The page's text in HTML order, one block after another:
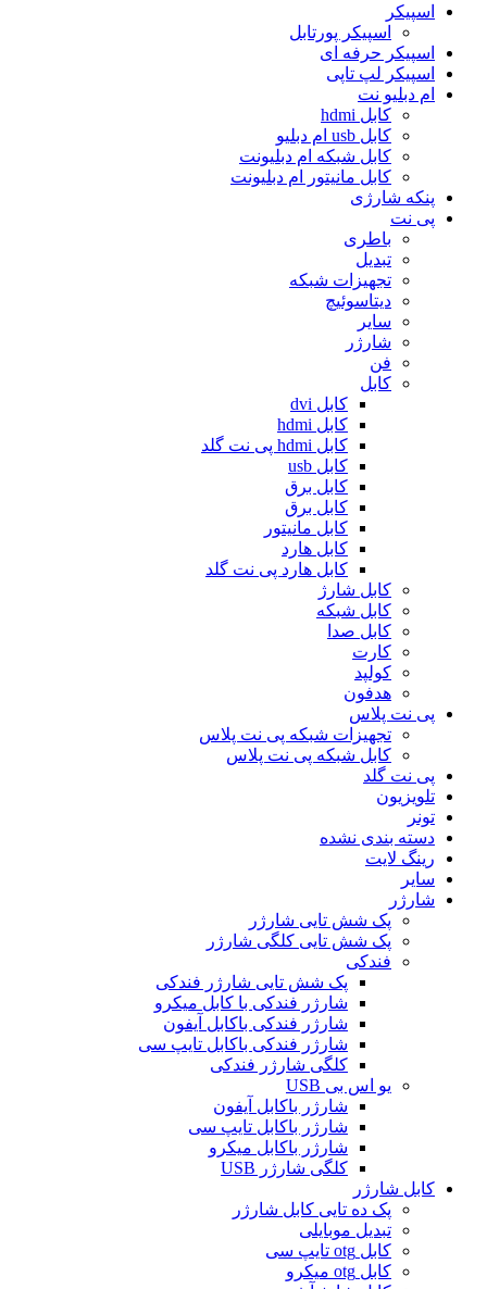
اسپیکر
اسپیکر پورتابل
اسپیکر حرفه ای
اسپیکر لپ تاپی
ام دبلیو نت
کابل hdmi
کابل usb ام دبلیو
کابل شبکه ام دبلیونت
کابل مانیتور ام دبلیونت
پنکه شارژی
پی نت
باطری
تبدیل
تجهیزات شبکه
دیتاسوئیچ
سایر
شارژر
فن
کابل
کابل dvi
کابل hdmi
کابل hdmi پی نت گلد
کابل usb
کابل برق
کابل برق
کابل مانیتور
کابل هارد
کابل هارد پی نت گلد
کابل شارژ
کابل شبکه
کابل صدا
کارت
کولپد
هدفون
پی نت پلاس
تجهیزات شبکه پی نت پلاس
کابل شبکه پی نت پلاس
پی نت گلد
تلویزیون
تونر
دسته بندی نشده
رینگ لایت
سایر
شارژر
پک شش تایی شارژر
پک شش تایی کلگی شارژر
فندکی
پک شش تایی شارژر فندکی
شارژر فندکی با کابل میکرو
شارژر فندکی باکابل آیفون
شارژر فندکی باکابل تایپ سی
کلگی شارژر فندکی
یو اس بی USB
شارژر باکابل آیفون
شارژر باکابل تایپ سی
شارژر باکابل میکرو
کلگی شارژر USB
کابل شارژر
پک ده تایی کابل شارژر
تبدیل موبایلی
کابل otg تایپ سی
کابل otg میکرو